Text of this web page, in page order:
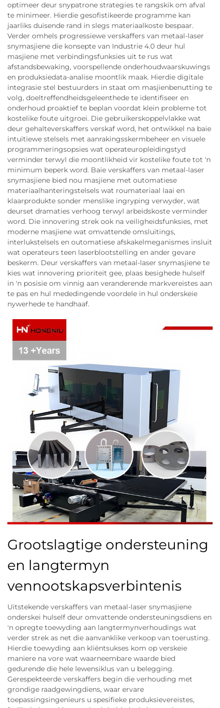
optimeer deur snypatrone strategies te rangskik om afval
te minimeer. Hierdie gesofistikeerde programme kan
jaarliks duisende rand in slegs materiaalkoste bespaar.
Verder omhels progressiewe verskaffers van metaal-laser
snymasjiene die konsepte van Industrie 4.0 deur hul
masjiene met verbindingsfunksies uit te rus wat
afstandsbewaking, voorspellende onderhoudwaarskuwings
en produksiedata-analise moontlik maak. Hierdie digitale
integrasie stel bestuurders in staat om masjienbenutting te
volg, doeltreffendheidsgeleenthede te identifiseer en
onderhoud proaktief te beplan voordat klein probleme tot
kostelike foute uitgroei. Die gebruikerskoppelvlakke wat
deur gehalteverskaffers verskaf word, het ontwikkel na baie
intuïtiewe stelsels met aanrakingsskermbeheer en visuele
programmeringsopsies wat operateuropleidingstyd
verminder terwyl die moontlikheid vir kostelike foute tot 'n
minimum beperk word. Baie verskaffers van metaal-laser
snymasjiene bied nou masjiene met outomatiese
materiaalhanteringstelsels wat roumateriaal laai en
klaarprodukte sonder menslike ingryping verwyder, wat
deurset dramaties verhoog terwyl arbeidskoste verminder
word. Die innovering strek ook na veiligheidsfunksies, met
moderne masjiene wat omvattende omsluitings,
interlukstelsels en outomatiese afskakelmeganismes insluit
wat operateurs teen laserblootstelling en ander gevare
beskerm. Deur verskaffers van metaal-laser snymasjiene te
kies wat innovering prioriteit gee, plaas besighede hulself
in 'n posisie om vinnig aan veranderende markvereistes aan
te pas en hul mededingende voordele in hul onderskeie
nywerhede te handhaaf.
Grootslagtige ondersteuning
en langtermyn
vennootskapsverbintenis
Uitstekende verskaffers van metaal-laser snymasjiene
onderskei hulself deur omvattende ondersteuningsdiens en
'n opregte toewyding aan langtermynverhoudings wat
verder strek as net die aanvanklike verkoop van toerusting.
Hierdie toewyding aan kliëntsukses kom op verskeie
maniere na vore wat waarneembare waarde bied
gedurende die hele lewensiklus van u belegging.
Gerespekteerde verskaffers begin die verhouding met
grondige raadgewingdiens, waar ervare
toepassingsingenieurs u spesifieke produksievereistes,